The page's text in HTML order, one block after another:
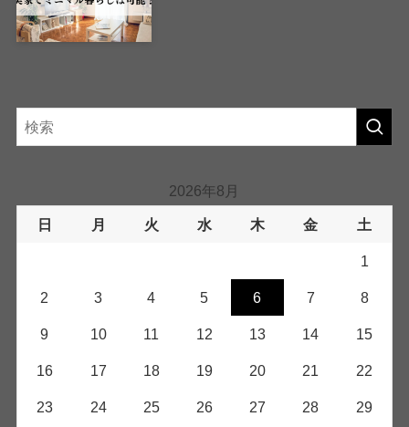
2026年8月
日 月 火 水 木 金 土
1
2 3 4 5 6 7 8
9 10 11 12 13 14 15
16 17 18 19 20 21 22
23 24 25 26 27 28 29